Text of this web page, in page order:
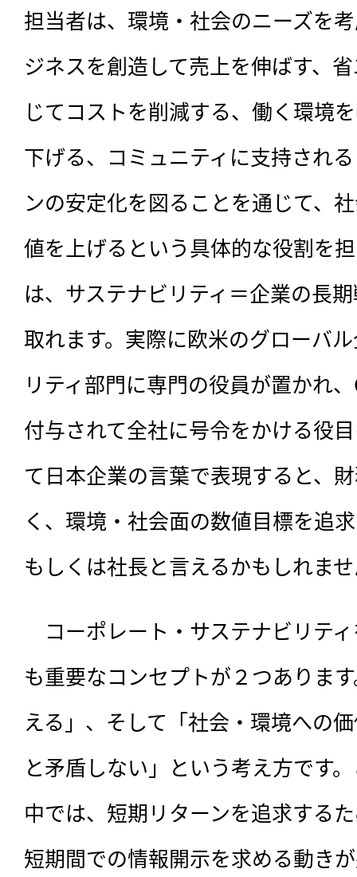
担当者は、環境・社会のニーズを
ジネスを創造して売上を伸ばす、
じてコストを削減する、働く環境
下げる、コミュニティに支持され
ンの安定化を図ることを通じて、
値を上げるという具体的な役割を
は、サステナビリティ＝企業の長
取れます。実際に欧米のグローバ
リティ部門に専門の役員が置かれ
付与されて全社に号令をかける役
て日本企業の言葉で表現すると、
く、環境・社会面の数値目標を追
もしくは社長と言えるかもしれま
コーポレート・サステナビリテ
も重要なコンセプトが２つありま
える」、そして「社会・環境への
と矛盾しない」という考え方です
中では、短期リターンを追求する
短期間での情報開示を求める動き